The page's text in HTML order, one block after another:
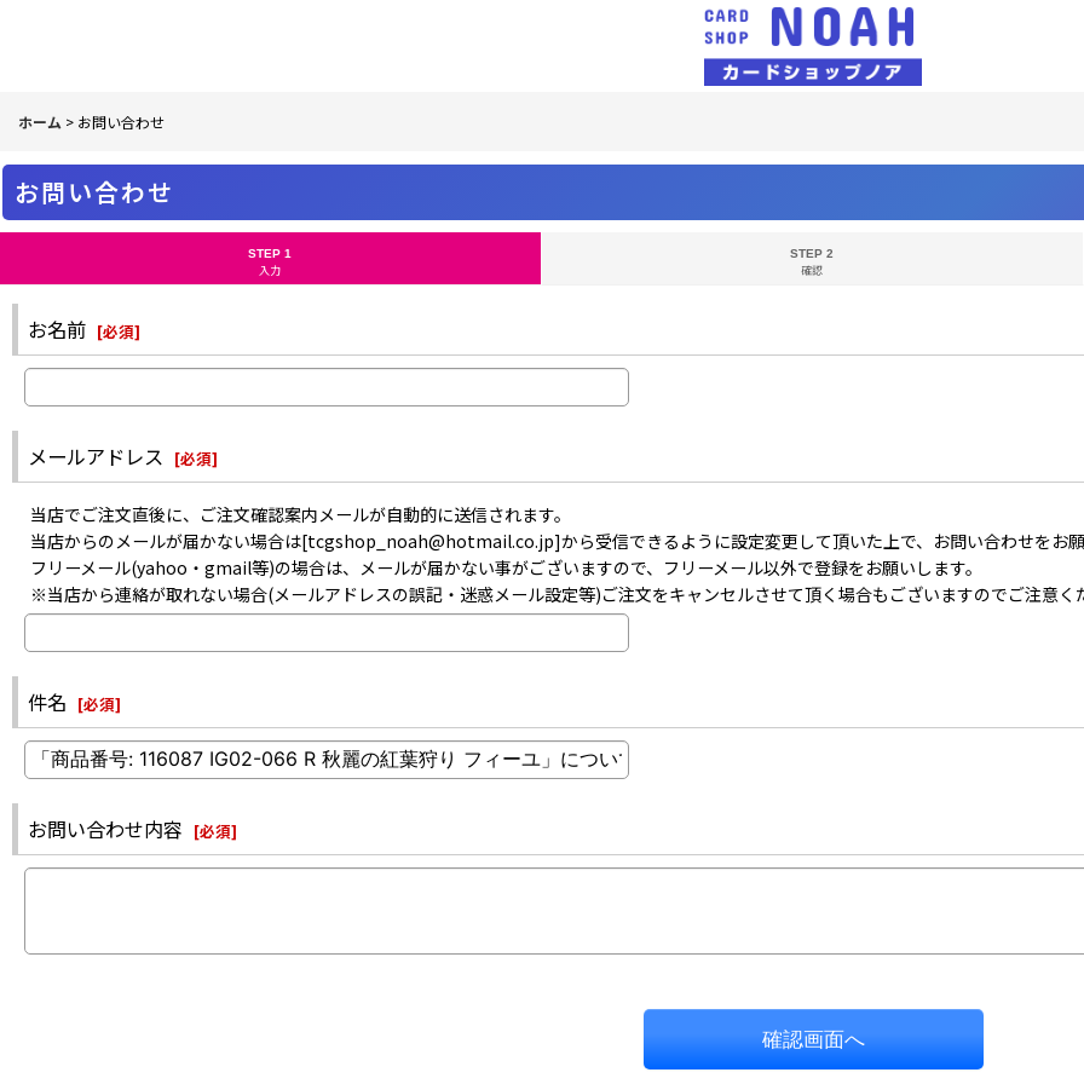
ホーム > お問い合わせ
お問い合わせ
STEP 1
入力
STEP 2
確認
お名前 [必須]
メールアドレス [必須]
当店でご注文直後に、ご注文確認案内メールが自動的に送信されます。
当店からのメールが届かない場合は[tcgshop_noah@hotmail.co.jp]から受信できるように設定変更して頂いた上で、お問い合わせをお
フリーメール(yahoo・gmail等)の場合は、メールが届かない事がございますので、フリーメール以外で登録をお願いします。
※当店から連絡が取れない場合(メールアドレスの誤記・迷惑メール設定等)ご注文をキャンセルさせて頂く場合もございますのでご注意く
件名 [必須]
お問い合わせ内容 [必須]
確認画面へ